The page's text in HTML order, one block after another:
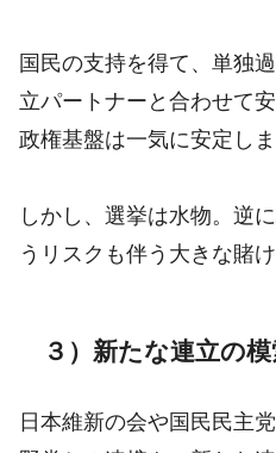
国民の支持を得て、単独
立パートナーと合わせて
政権基盤は一気に安定しま
しかし、選挙は水物。逆
うリスクも伴う大きな賭け
３）新たな連立の
日本維新の会や国民民主